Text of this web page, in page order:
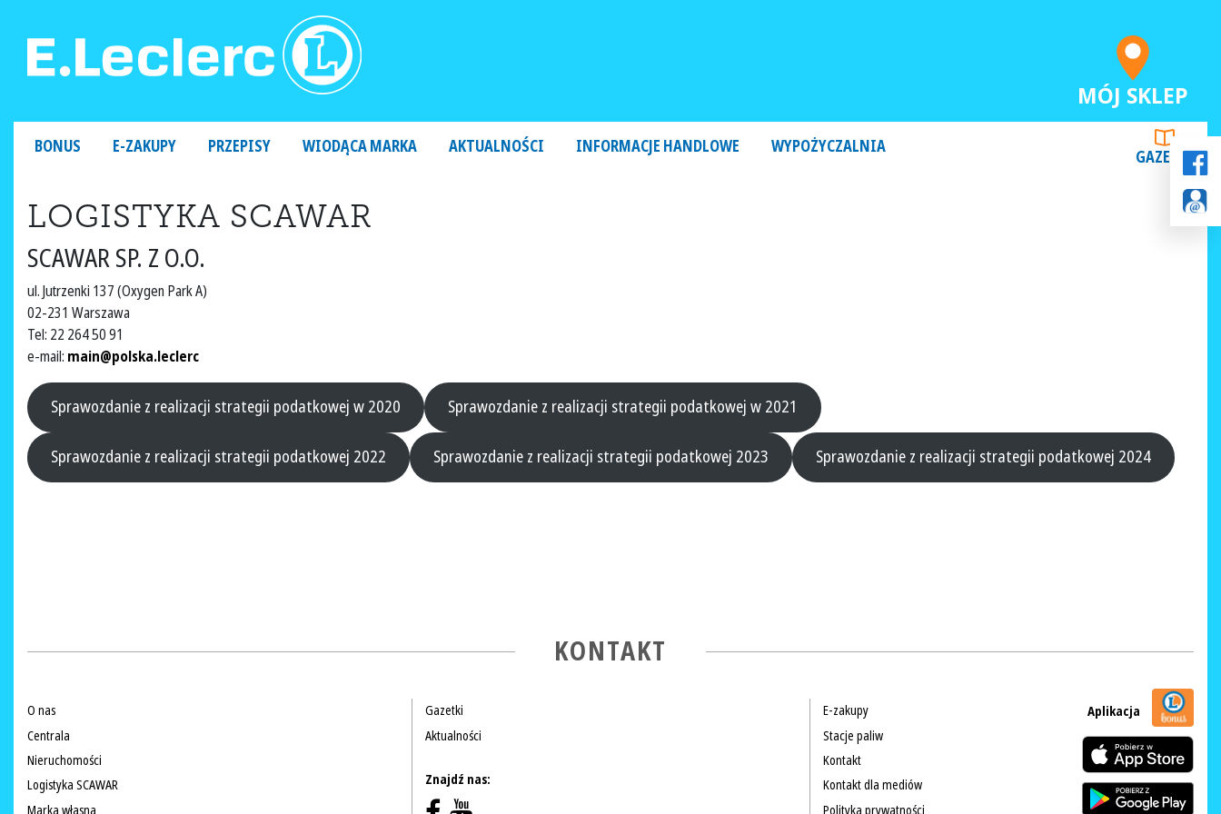
MÓJ SKLEP
BONUS E-ZAKUPY PRZEPISY WIODĄCA MARKA AKTUALNOŚCI INFORMACJE HANDLOWE WYPOŻYCZALNIA GAZETKI
LOGISTYKA SCAWAR
SCAWAR SP. Z O.O.
ul. Jutrzenki 137 (Oxygen Park A)
02-231 Warszawa
Tel: 22 264 50 91
e-mail: main@polska.leclerc
Sprawozdanie z realizacji strategii podatkowej w 2020 Sprawozdanie z realizacji strategii podatkowej w 2021
Sprawozdanie z realizacji strategii podatkowej 2022 Sprawozdanie z realizacji strategii podatkowej 2023 Sprawozdanie z realizacji strategii podatkowej 2024
KONTAKT
O nas
Centrala
Nieruchomości
Logistyka SCAWAR
Marka własna
Gazetki
Aktualności
Znajdź nas:
E-zakupy
Stacje paliw
Kontakt
Kontakt dla mediów
Polityka prywatności
Aplikacja